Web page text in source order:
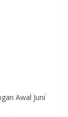
Awal Juni